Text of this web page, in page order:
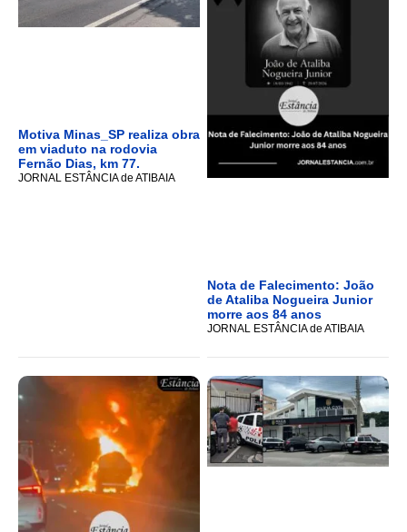
Motiva Minas_SP realiza obra
em viaduto na rodovia
Fernão Dias, km 77.
JORNAL ESTÂNCIA de ATIBAIA
Nota de Falecimento: João
de Ataliba Nogueira Junior
morre aos 84 anos
JORNAL ESTÂNCIA de ATIBAIA